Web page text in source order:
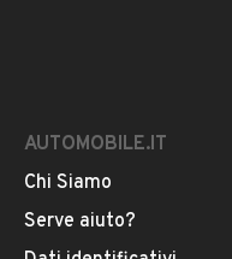
AUTOMOBILE.IT
Chi Siamo
Serve aiuto?